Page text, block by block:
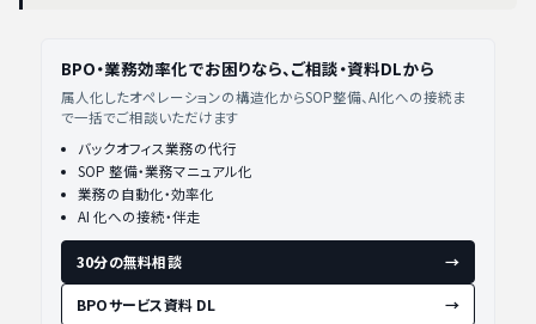
BPO・業務効率化でお困りなら、ご相談・資料DLから
属人化したオペレーションの構造化からSOP整備、AI化への接続ま
で一括でご相談いただけます
バックオフィス業務の代行
SOP 整備・業務マニュアル化
業務の自動化・効率化
AI 化への接続・伴走
30分の無料相談 →
BPOサービス資料 DL →